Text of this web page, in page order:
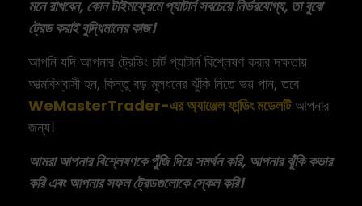
মনে রাখবেন, কোন টাইমফ্রেমে প্যাটার্ন সবচেয়ে নির্ভরযোগ্য, তা বুঝে
ট্রেড করাই বুদ্ধিমানের কাজ।
আপনি যদি আপনার ট্রেডিং চার্ট প্যাটার্ন বিশ্লেষণ করার দক্ষতায়
আত্মবিশ্বাসী হন, কিন্তু বড় মূলধনের ঝুঁকি নিতে ভয় পান, তবে
WeMasterTrader-এর অ্যাঞ্জেল ফান্ডিং মডেলটিআপনার
জন্য।
আমরা আপনার বিশ্লেষণকে পুঁজি দিয়ে সমর্থন করি, আপনার ঝুঁকি কভার
করি এবং আপনার সফল ট্রেডগুলোকে স্কেল করি।